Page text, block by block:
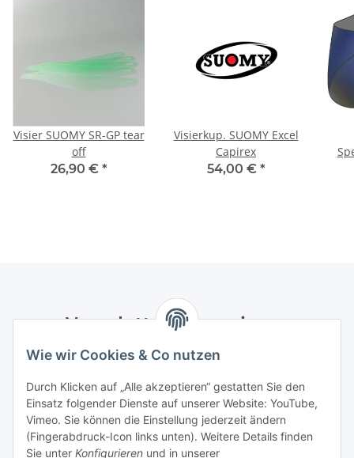
Wie wir Cookies & Co nutzen
Durch Klicken auf „Alle akzeptieren“ gestatten Sie den
Einsatz folgender Dienste auf unserer Website: YouTube,
Vimeo. Sie können die Einstellung jederzeit ändern
(Fingerabdruck-Icon links unten). Weitere Details finden
Sie unter Konfigurieren und in unserer
Visier SUOMY SR-GP tear
off
26,90 € *
Visierkup. SUOMY Excel
Capirex
54,00 € *
Newsletter Abonnieren
Bitte senden Sie mir entsprechend Ihrer
Informationen zu Ihrem Produktsortiment per E-Mail zu.
Abonnieren
Newsletter Abonnieren